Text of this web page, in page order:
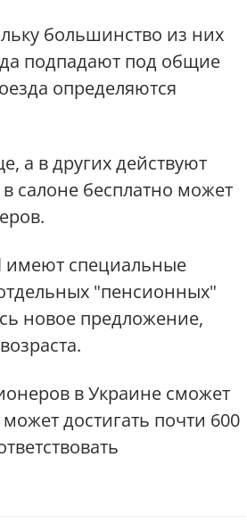
большинство из них
подпадают под общие
определяются
а в других действуют
салоне бесплатно может
имеют специальные
"пенсионных"
новое предложение,
в Украине сможет
достигать почти 600